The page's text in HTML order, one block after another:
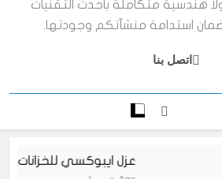
هندسية متكاملة بأحدث التقنيات
استدامة منشآتكم وجودتها.
اتصل بنا
عزل ايبوكسي للخزانات